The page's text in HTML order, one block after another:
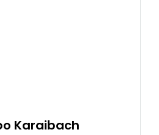
Karaibach